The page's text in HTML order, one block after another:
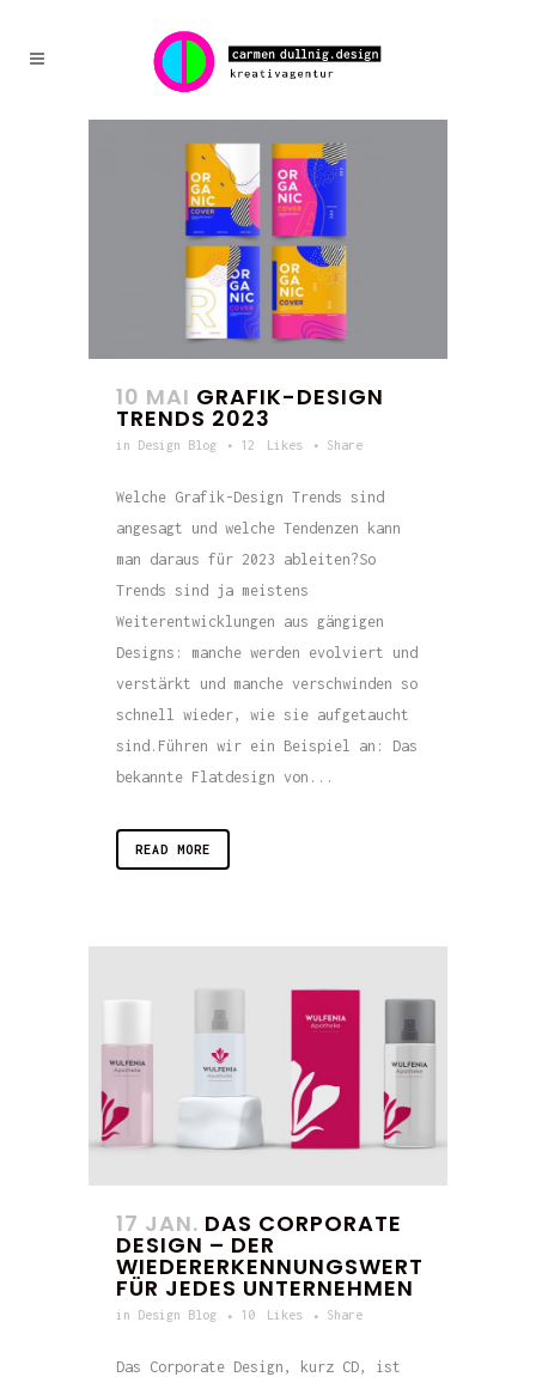
10 MAI GRAFIK-DESIGN
TRENDS 2023
in Design Blog 12 Likes Share
Welche Grafik-Design Trends sind
angesagt und welche Tendenzen kann
man daraus für 2023 ableiten?So
Trends sind ja meistens
Weiterentwicklungen aus gängigen
Designs: manche werden evolviert und
verstärkt und manche verschwinden so
schnell wieder, wie sie aufgetaucht
sind.Führen wir ein Beispiel an: Das
bekannte Flatdesign von...
READ MORE
17 JAN. DAS CORPORATE
DESIGN – DER
WIEDERERKENNUNGSWERT
FÜR JEDES UNTERNEHMEN
in Design Blog 10 Likes Share
Das Corporate Design, kurz CD, ist